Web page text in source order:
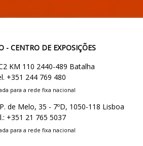
- CENTRO DE EXPOSIÇÕES
KM 110 2440-489 Batalha
+351 244 769 480
para a rede fixa nacional
de Melo, 35 - 7ºD, 1050-118 Lisboa
+351 21 765 5037
para a rede fixa nacional